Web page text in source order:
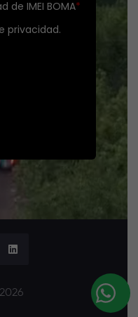
de IMEI BOMA*
privacidad.